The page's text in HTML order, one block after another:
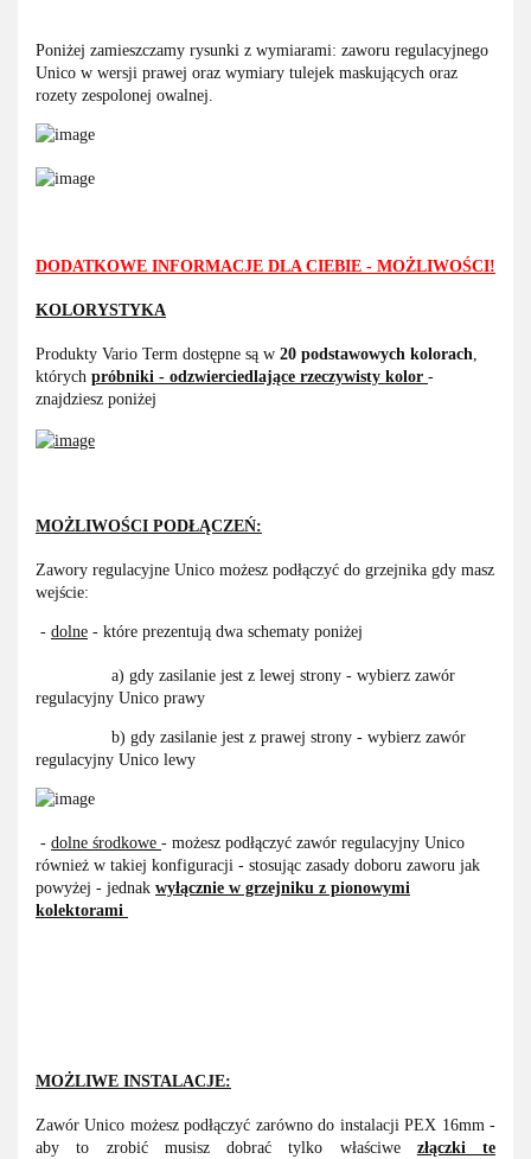
Poniżej zamieszczamy rysunki z wymiarami: zaworu regulacyjnego
Unico w wersji prawej oraz wymiary tulejek maskujących oraz
rozety zespolonej owalnej.
DODATKOWE INFORMACJE DLA CIEBIE - MOŻLIWOŚCI!
KOLORYSTYKA
Produkty Vario Term dostępne są w 20 podstawowych kolorach,
których próbniki - odzwierciedlające rzeczywisty kolor -
znajdziesz poniżej
MOŻLIWOŚCI PODŁĄCZEŃ:
Zawory regulacyjne Unico możesz podłączyć do grzejnika gdy masz
wejście:
- dolne - które prezentują dwa schematy poniżej
a) gdy zasilanie jest z lewej strony - wybierz zawór
regulacyjny Unico prawy
b) gdy zasilanie jest z prawej strony - wybierz zawór
regulacyjny Unico lewy
- dolne środkowe - możesz podłączyć zawór regulacyjny Unico
również w takiej konfiguracji - stosując zasady doboru zaworu jak
powyżej - jednak wyłącznie w grzejniku z pionowymi
kolektorami
MOŻLIWE INSTALACJE:
Zawór Unico możesz podłączyć zarówno do instalacji PEX 16mm -
aby to zrobić musisz dobrać tylko właściwe złączki te